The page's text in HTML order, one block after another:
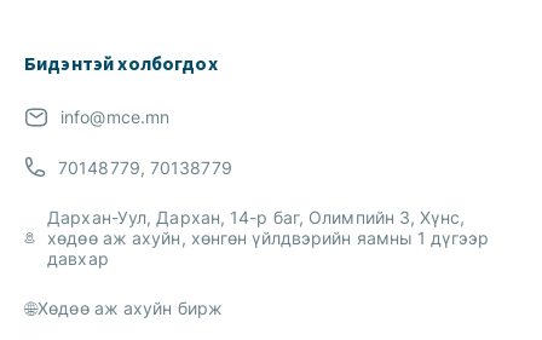
Бидэнтэй холбогдох
info@mce.mn
70148779, 70138779
Дархан-Уул, Дархан, 14-р баг, Олимпийн 3, Хүнс,
хөдөө аж ахуйн, хөнгөн үйлдвэрийн яамны 1 дүгээр
давхар
Хөдөө аж ахуйн бирж